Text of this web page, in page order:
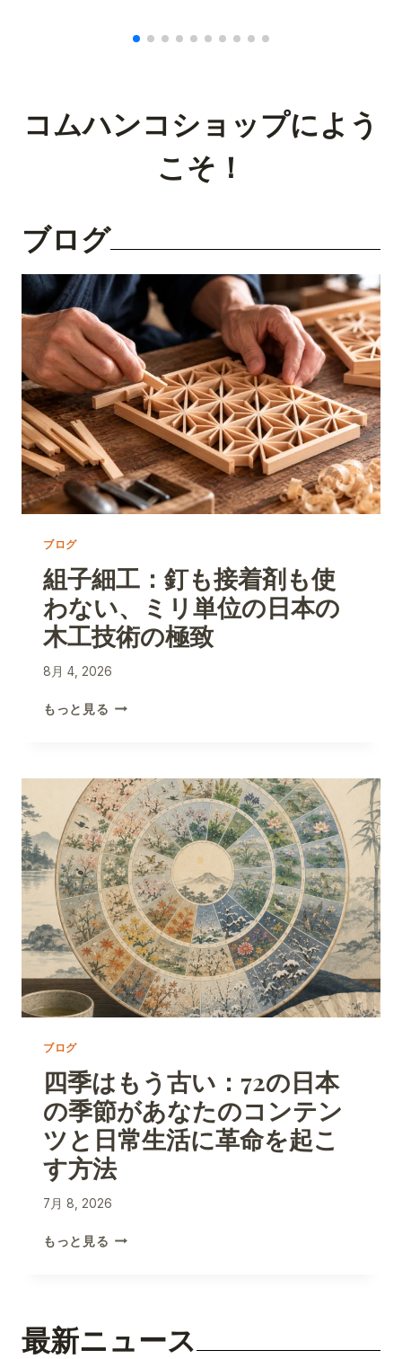
コムハンコショップによう
こそ！
ブログ
ブログ
組子細工：釘も接着剤も使
わない、ミリ単位の日本の
木工技術の極致
8月 4, 2026
もっと見る 組
：
釘
も
接
着
剤
も
使
わ
な
い
、
ミ
の
日
本
の
木
工
技
ブログ
四季はもう古い：72の日本
の季節があなたのコンテン
ツと日常生活に革命を起こ
す方法
7月 8, 2026
もっと見る 四
い
最新ニュース